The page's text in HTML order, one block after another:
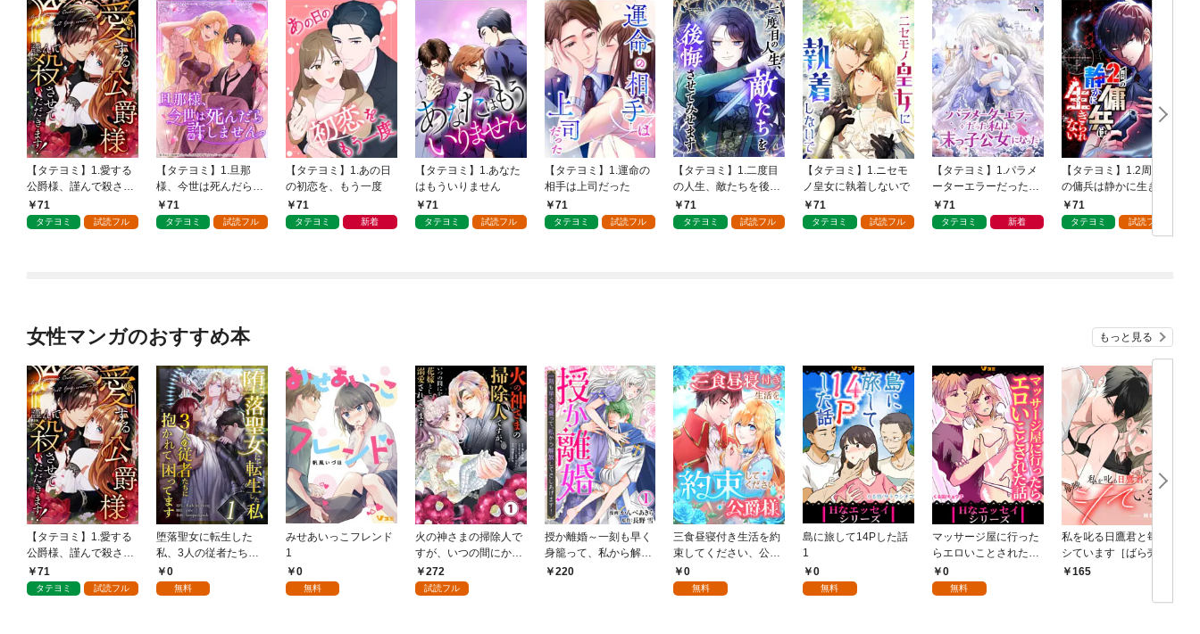
【タテヨミ】1.愛する
公爵様、謹んで殺させ
ていただきます！
71
タテヨミ 試読フル
【タテヨミ】1.旦那
様、今世は死んだら許
しません
71
タテヨミ 試読フル
【タテヨミ】1.あの日
の初恋を、もう一度
71
タテヨミ 新着
【タテヨミ】1.あなた
はもういりません
71
タテヨミ 試読フル
【タテヨミ】1.運命の
相手は上司だった
71
タテヨミ 試読フル
【タテヨミ】1.二度目
の人生、敵たちを後悔
させてみせます
71
タテヨミ 試読フル
【タテヨミ】1.ニセモ
ノ皇女に執着しないで
71
タテヨミ 試読フル
【タテヨミ】1.パラメ
ーターエラーだった私
は末っ子公女になった
71
タテヨミ 新着
【タテヨミ】1.2周目
の傭兵は静かに生きら
れない
71
タテヨミ 試読フル
女性マンガのおすすめ本 もっと見る
【タテヨミ】1.愛する
公爵様、謹んで殺させ
ていただきます！
71
タテヨミ 試読フル
堕落聖女に転生した
私、3人の従者たちに
抱かれて困ってます 第
1話
0
無料
みせあいっこフレンド
1
0
無料
火の神さまの掃除人で
すが、いつの間にか花
嫁として溺愛されてい
ます【単話】（１）
272
試読フル
授か離婚～一刻も早く
身籠って、私から解放
してさしあげます！1
220
三食昼寝付き生活を約
束してください、公爵
様 1話
0
無料
島に旅して14Pした話
1
0
無料
マッサージ屋に行った
らエロいことされた話
1 0
無料
私を叱る日鷹君と毎晩
シています［ばら売
り］ 第1話
165